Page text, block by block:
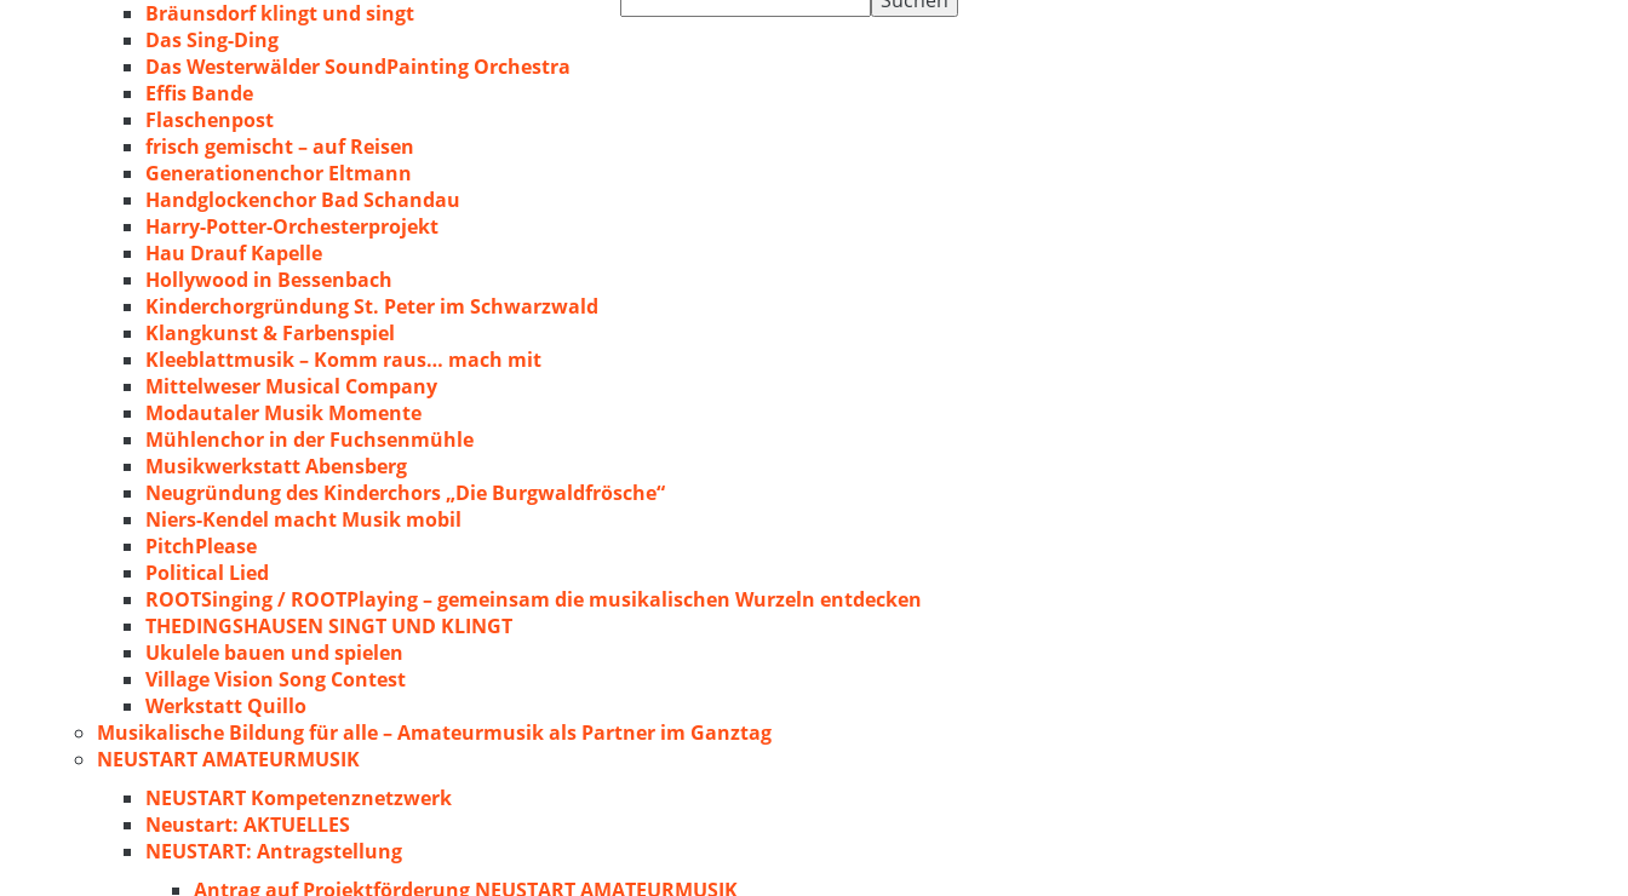
nach:
Bräunsdorf klingt und singt
Das Sing-Ding
Das Westerwälder SoundPainting Orchestra
Effis Bande
Flaschenpost
frisch gemischt – auf Reisen
Generationenchor Eltmann
Handglockenchor Bad Schandau
Harry-Potter-Orchesterprojekt
Hau Drauf Kapelle
Hollywood in Bessenbach
Kinderchorgründung St. Peter im Schwarzwald
Klangkunst & Farbenspiel
Kleeblattmusik – Komm raus… mach mit
Mittelweser Musical Company
Modautaler Musik Momente
Mühlenchor in der Fuchsenmühle
Musikwerkstatt Abensberg
Neugründung des Kinderchors „Die Burgwaldfrösche“
Niers-Kendel macht Musik mobil
PitchPlease
Political Lied
ROOTSinging / ROOTPlaying – gemeinsam die musikalischen Wurzeln entdecken
THEDINGSHAUSEN SINGT UND KLINGT
Ukulele bauen und spielen
Village Vision Song Contest
Werkstatt Quillo
Musikalische Bildung für alle – Amateurmusik als Partner im Ganztag
NEUSTART AMATEURMUSIK
NEUSTART Kompetenznetzwerk
Neustart: AKTUELLES
NEUSTART: Antragstellung
Antrag auf Projektförderung NEUSTART AMATEURMUSIK